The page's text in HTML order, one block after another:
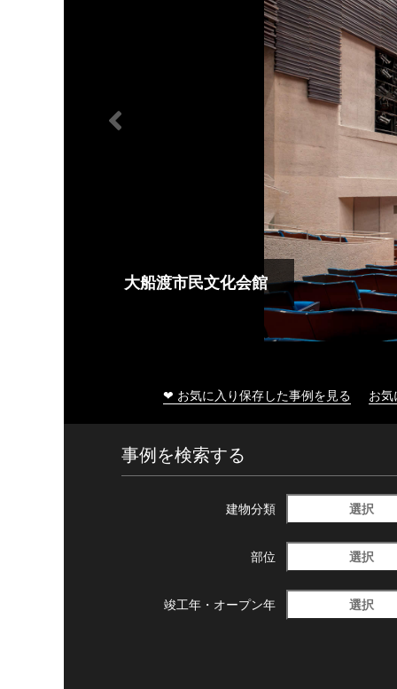
大船渡市民文化会館
❤ お気に入り保存した事例を見る お
事例を検索する
建物分類 選択
部位 選択
竣工年・ オープン年 選択